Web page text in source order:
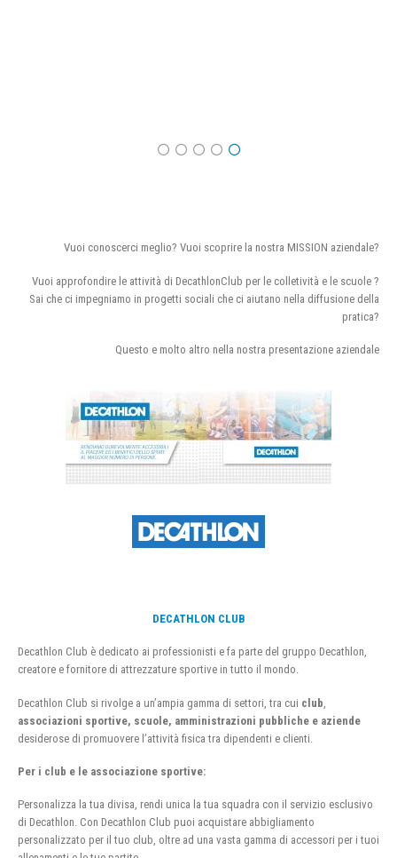
Vuoi conoscerci meglio? Vuoi scoprire la nostra MISSION aziendale?
Vuoi approfondire le attività di DecathlonClub per le colletività e le scuole ?
Sai che ci impegniamo in progetti sociali che ci aiutano nella diffusione della
pratica?
Questo e molto altro nella nostra presentazione aziendale
DECATHLON CLUB
Decathlon Club è dedicato ai professionisti e fa parte del gruppo Decathlon,
creatore e fornitore di attrezzature sportive in tutto il mondo.
Decathlon Club si rivolge a un’ampia gamma di settori, tra cui club
associazioni sportive, scuole, amministrazioni pubbliche e aziende
desiderose di promuovere l’attività fisica tra dipendenti e clienti.
Per i club e le associazione sportive:
Personalizza la tua divisa, rendi unica la tua squadra con il servizio esclusivo
di Decathlon. Con Decathlon Club puoi acquistare abbigliamento
personalizzato per il tuo club, oltre ad una vasta gamma di accessori per i tuoi